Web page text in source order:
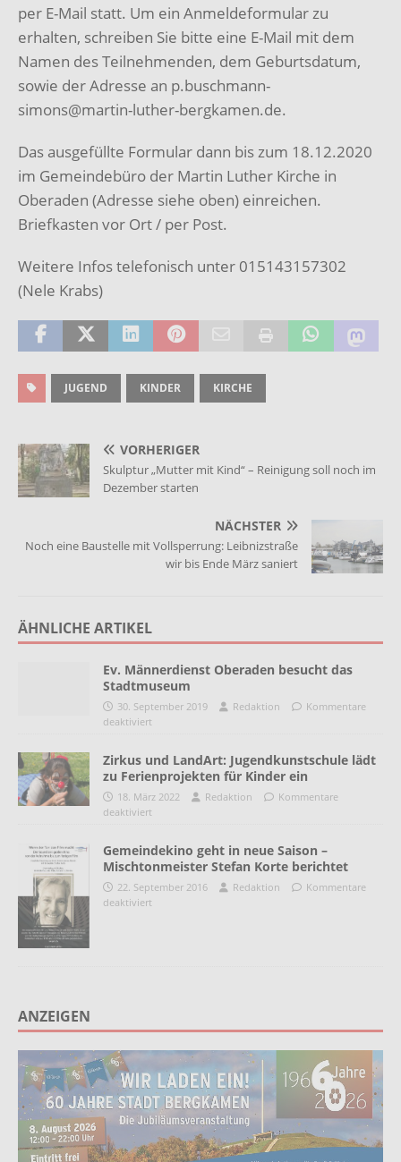
per E-Mail statt. Um ein Anmeldeformular zu
erhalten, schreiben Sie bitte eine E-Mail mit dem
Namen des Teilnehmenden, dem Geburtsdatum,
sowie der Adresse an p.buschmann-
simons@martin-luther-bergkamen.de.
Das ausgefüllte Formular dann bis zum 18.12.2020
im Gemeindebüro der Martin Luther Kirche in
Oberaden (Adresse siehe oben) einreichen.
Briefkasten vor Ort / per Post.
Weitere Infos telefonisch unter 015143157302
(Nele Krabs)
JUGEND KINDER KIRCHE
VORHERIGER
Skulptur „Mutter mit Kind“ – Reinigung soll noch im
Dezember starten
NÄCHSTER
Noch eine Baustelle mit Vollsperrung: Leibnizstraße
wir bis Ende März saniert
ÄHNLICHE ARTIKEL
Ev. Männerdienst Oberaden besucht das
Stadtmuseum
30. September 2019 Redaktion
Kommentare
deaktiviert
Zirkus und LandArt: Jugendkunstschule lädt
zu Ferienprojekten für Kinder ein
18. März 2022 Redaktion
Kommentare
deaktiviert
Gemeindekino geht in neue Saison –
Mischtonmeister Stefan Korte berichtet
22. September 2016 Redaktion
Kommentare
deaktiviert
ANZEIGEN